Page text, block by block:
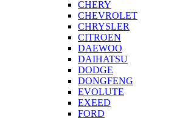
CHERY
CHEVROLET
CHRYSLER
CITROEN
DAEWOO
DAIHATSU
DODGE
DONGFENG
EVOLUTE
EXEED
FORD